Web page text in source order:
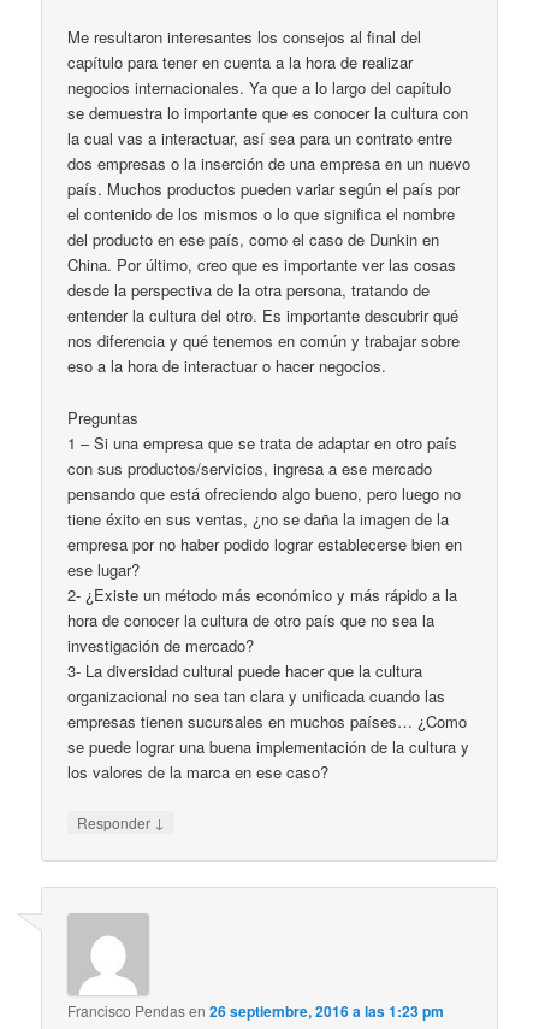
Me resultaron interesantes los consejos al final del
capítulo para tener en cuenta a la hora de realizar
negocios internacionales. Ya que a lo largo del capítulo
se demuestra lo importante que es conocer la cultura con
la cual vas a interactuar, así sea para un contrato entre
dos empresas o la inserción de una empresa en un nuevo
país. Muchos productos pueden variar según el país por
el contenido de los mismos o lo que significa el nombre
del producto en ese país, como el caso de Dunkin en
China. Por último, creo que es importante ver las cosas
desde la perspectiva de la otra persona, tratando de
entender la cultura del otro. Es importante descubrir qué
nos diferencia y qué tenemos en común y trabajar sobre
eso a la hora de interactuar o hacer negocios.
Preguntas
1 – Si una empresa que se trata de adaptar en otro país
con sus productos/servicios, ingresa a ese mercado
pensando que está ofreciendo algo bueno, pero luego no
tiene éxito en sus ventas, ¿no se daña la imagen de la
empresa por no haber podido lograr establecerse bien en
ese lugar?
2- ¿Existe un método más económico y más rápido a la
hora de conocer la cultura de otro país que no sea la
investigación de mercado?
3- La diversidad cultural puede hacer que la cultura
organizacional no sea tan clara y unificada cuando las
empresas tienen sucursales en muchos países… ¿Como
se puede lograr una buena implementación de la cultura y
los valores de la marca en ese caso?
Responder ↓
Francisco Pendasen26 septiembre, 2016 a las 1:23 pm